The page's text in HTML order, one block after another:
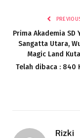
Prima Akademia SD
Sangatta Utara,
Magic Land
Telah dibaca : 840
Rizki